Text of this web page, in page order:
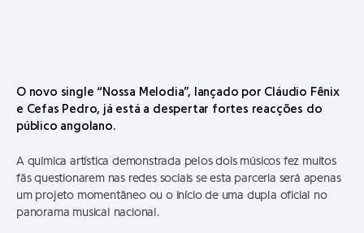
O novo single “Nossa Melodia”, lançado por Cláudio Fênix
e Cefas Pedro, já está a despertar fortes reacções do
público angolano.
A química artística demonstrada pelos dois músicos fez muitos
fãs questionarem nas redes sociais se esta parceria será apenas
um projeto momentâneo ou o início de uma dupla oficial no
panorama musical nacional.